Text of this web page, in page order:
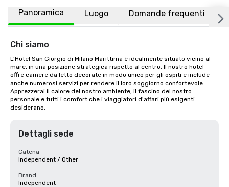
Panoramica Luogo Domande frequenti
Chi siamo
L'Hotel San Giorgio di Milano Marittima è idealmente situato vicino al
mare, in una posizione strategica rispetto al centro. Il nostro hotel
offre camere da letto decorate in modo unico per gli ospiti e include
anche numerosi servizi per rendere il loro soggiorno confortevole.
Apprezzerai il calore del nostro ambiente, il fascino del nostro
personale e tutti i comfort che i viaggiatori d'affari più esigenti
desiderano.
Dettagli sede
Catena
Independent / Other
Brand
Independent